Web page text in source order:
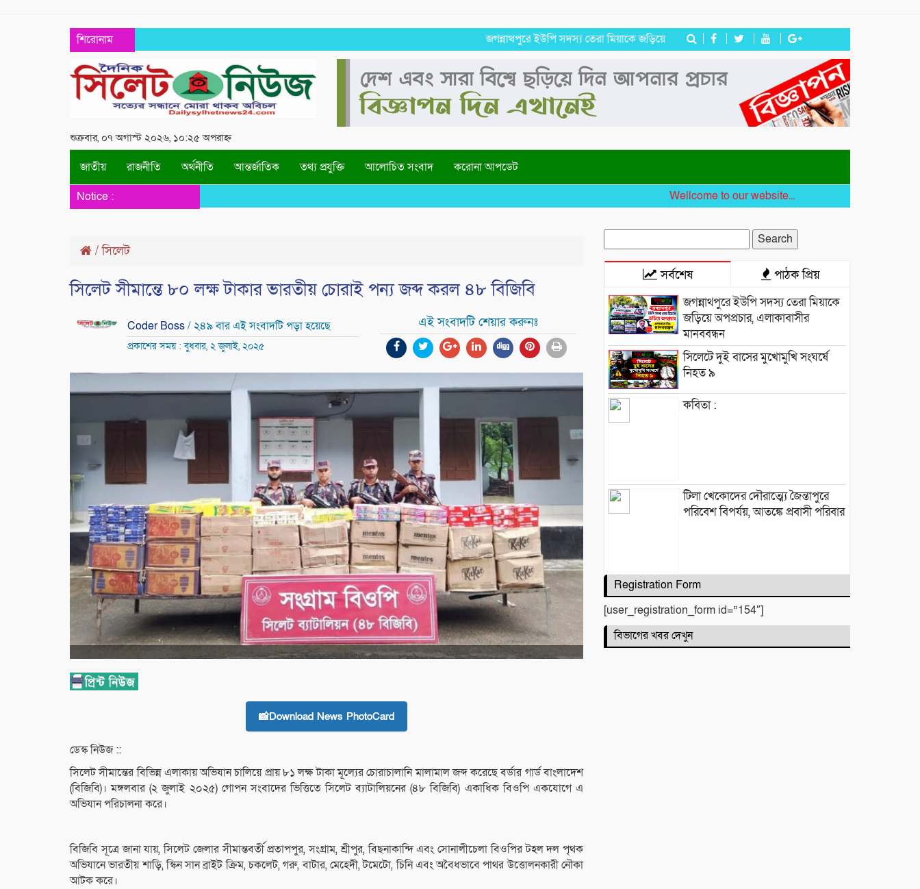
শিরোনাম জগন্নাথপুরে ইউপি সদস্য তেরা মিয়াকে জড়িয়ে অপপ্রচার, এলাকাবাসীর মানববন্ধন সিলেটে দুই বাসের মুখোমুখি
শুক্রবার, ০৭ অগাস্ট ২০২৬, ১০:২৫ অপরাহ্ন
জাতীয় রাজনীতি অর্থনীতি আন্তর্জাতিক তথ্য প্রযুক্তি আলোচিত সংবাদ
করোনা আপডেট
Notice :
Wellcome to our website...
/সিলেট
সিলেট সীমান্তে ৮০ লক্ষ টাকার ভারতীয় চোরাই পন্য জব্দ করল ৪৮ বিজিবি
Coder Boss/ ২৪৯ বার এই সংবাদটি পড়া হয়েছে
প্রকাশের সময় : বুধবার, ২ জুলাই, ২০২৫
এই সংবাদটি শেয়ার করুনঃ
📸Download News PhotoCard
ডেস্ক নিউজ ::
সিলেট সীমান্তের বিভিন্ন এলাকায় অভিযান চালিয়ে প্রায় ৮১ লক্ষ টাকা মূল্যের চোরাচালানি মালামাল জব্দ করেছে বর্ডার গার্ড বাংলাদেশ
(বিজিবি)। মঙ্গলবার (২ জুলাই ২০২৫) গোপন সংবাদের ভিত্তিতে সিলেট ব্যাটালিয়নের (৪৮ বিজিবি) একাধিক বিওপি একযোগে এ
অভিযান পরিচালনা করে।
বিজিবি সূত্রে জানা যায়, সিলেট জেলার সীমান্তবর্তী প্রতাপপুর, সংগ্রাম, শ্রীপুর, বিছনাকান্দি এবং সোনালীচেলা বিওপির টহল দল পৃথক
অভিযানে ভারতীয় শাড়ি, স্কিন সান ব্রাইট ক্রিম, চকলেট, গরু, বাটার, মেহেদী, টমেটো, চিনি এবং অবৈধভাবে পাথর উত্তোলনকারী নৌকা
আটক করে।
for:
সর্বশেষ পাঠক প্রিয়
জগন্নাথপুরে ইউপি সদস্য তেরা মিয়াকে
জড়িয়ে অপপ্রচার, এলাকাবাসীর
মানববন্ধন
সিলেটে দুই বাসের মুখোমুখি সংঘর্ষে
নিহত ৯
কবিতা :
টিলা খেকোদের দৌরাত্ম্যে জৈন্তাপুরে
পরিবেশ বিপর্যয়, আতঙ্কে প্রবাসী পরিবার
‎​ছাতকে পাওনা টাকাকে কেন্দ্র করে
রক্তক্ষয়ী সংঘর্ষ, গুরুতর আহত ৪
Registration Form
[user_registration_form id=”154″]
বিভাগের খবর দেখুন